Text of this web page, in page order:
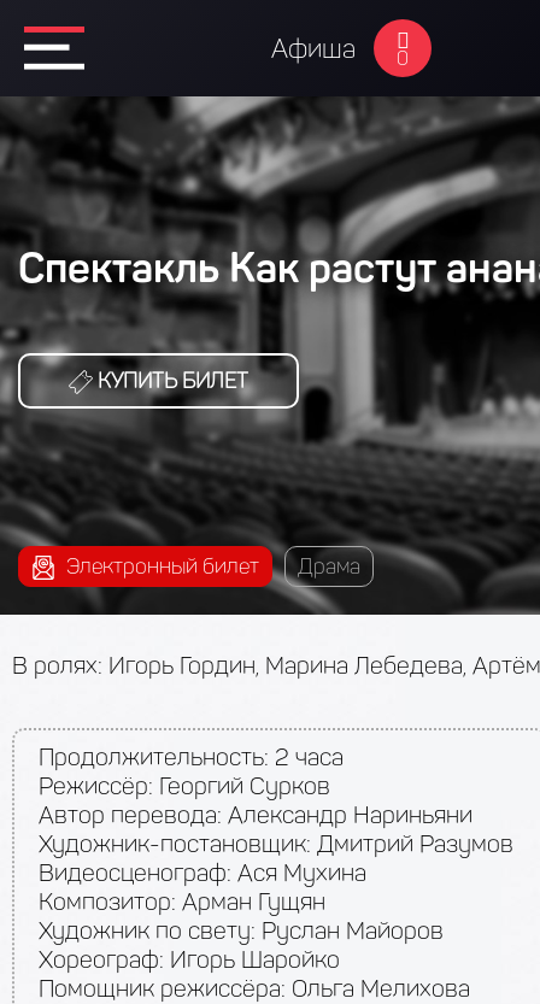
Афиша 0
Спектакль Как растут
КУПИТЬ БИЛЕТ
Электронный билет Драма
В ролях: Игорь Гордин, Марина Лебедева,
Продолжительность: 2 часа
Режиссёр: Георгий Сурков
Автор перевода: Александр Нариньяни
Художник-постановщик: Дмитрий Разумов
Видеосценограф: Ася Мухина
Композитор: Арман Гущян
Художник по свету: Руслан Майоров
Хореограф: Игорь Шаройко
Помощник режиссёра: Ольга Мелихова